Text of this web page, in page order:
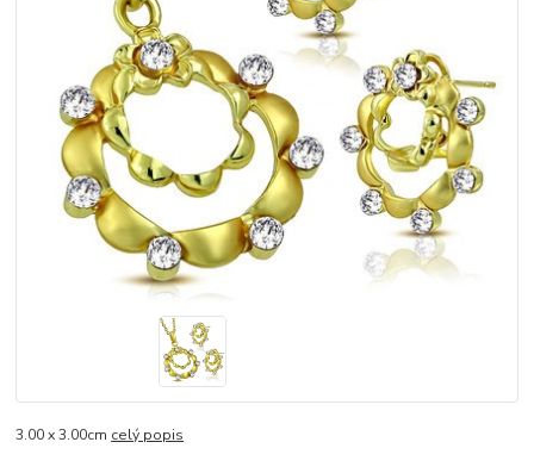
3.00 x 3.00cm celý popis